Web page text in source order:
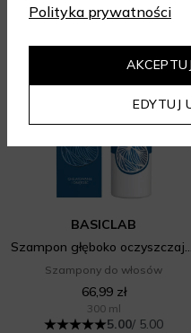
BASICLAB
Szampon głęboko oczyszczający
Szampony do włosów
66,99 zł
300 ml
5.00/ 5.00
Polityka prywatności
EDYTUJ